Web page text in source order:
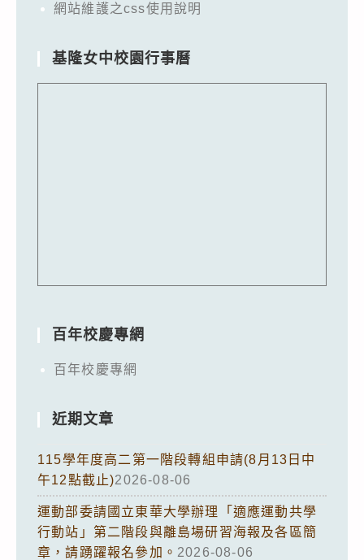
網站維護之css使用說明
基隆女中校園行事曆
百年校慶專網
百年校慶專網
近期文章
115學年度高二第一階段轉組申請(8月13日中
午12點截止)2026-08-06
運動部委請國立東華大學辦理「適應運動共學
行動站」第二階段與離島場研習海報及各區簡
章，請踴躍報名參加。 2026-08-06